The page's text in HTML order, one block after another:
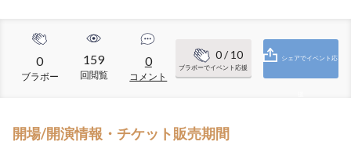
0
ブラボー
159
回閲覧
0
コメント
0/ 10
ブラボーでイベント応援
シェアでイベント応
開場/開演情報・チケット販売期間